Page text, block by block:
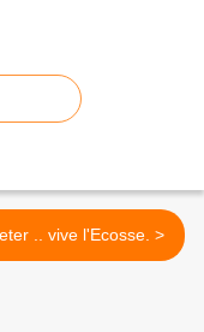
, à Peter .. vive l'Ecosse. >